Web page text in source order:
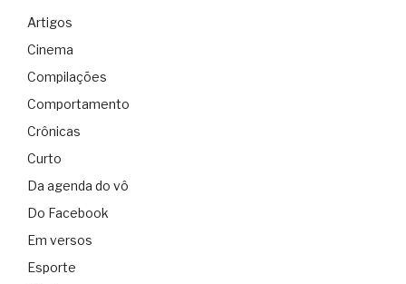
Artigos
Cinema
Compilações
Comportamento
Crônicas
Curto
Da agenda do vô
Do Facebook
Em versos
Esporte